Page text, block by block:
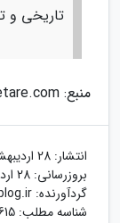
تاریخی و
منبع: setare.com
انتشار: 28 اردیبهشت 1401
بروزرسانی: 28 اردیبهشت 1401
گردآورنده:
شناسه مطلب: 74615